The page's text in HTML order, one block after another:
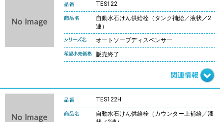
TES122
自動水石けん供給栓（タンク補給／液状／2
連）
オートソープディスペンサー
販売終了
TES122H
自動水石けん供給栓（カウンター上補給／液